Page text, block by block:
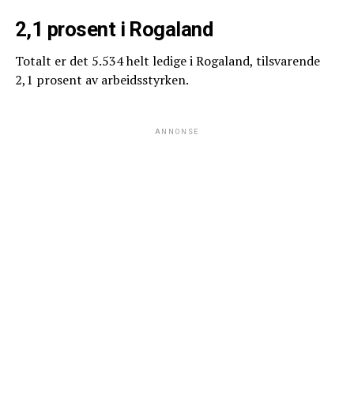
2,1 prosent i Rogaland
Totalt er det 5.534 helt ledige i Rogaland, tilsvarende
2,1 prosent av arbeidsstyrken.
ANNONSE